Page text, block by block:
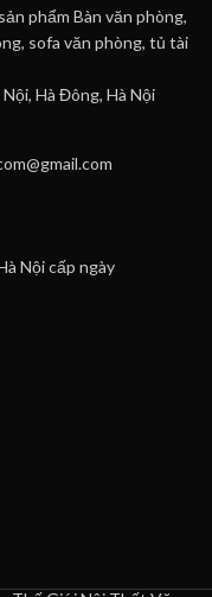
phẩm Bàn văn phòng,
sofa văn phòng, tủ tài
Hà Đông, Hà Nội
Nội cấp ngày